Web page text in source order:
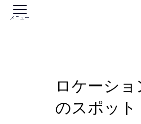
メニュー
ロケーシ
のスポット